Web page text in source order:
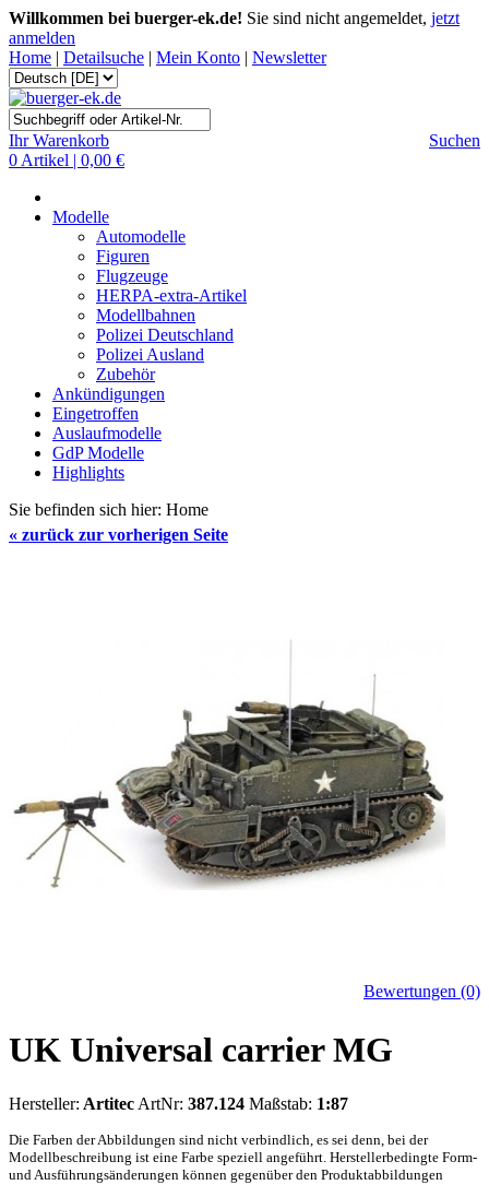
Willkommen bei buerger-ek.de! Sie sind nicht angemeldet, jetzt
anmelden
Home | Detailsuche | Mein Konto | Newsletter
Suchen
Ihr Warenkorb
0 Artikel | 0,00 €
Modelle
Automodelle
Figuren
Flugzeuge
HERPA-extra-Artikel
Modellbahnen
Polizei Deutschland
Polizei Ausland
Zubehör
Ankündigungen
Eingetroffen
Auslaufmodelle
GdP Modelle
Highlights
Sie befinden sich hier: Home
« zurück zur vorherigen Seite
Bewertungen (0)
UK Universal carrier MG
Hersteller: Artitec ArtNr: 387.124 Maßstab: 1:87
Die Farben der Abbildungen sind nicht verbindlich, es sei denn, bei der
Modellbeschreibung ist eine Farbe speziell angeführt. Herstellerbedingte Form-
und Ausführungsänderungen können gegenüber den Produktabbildungen